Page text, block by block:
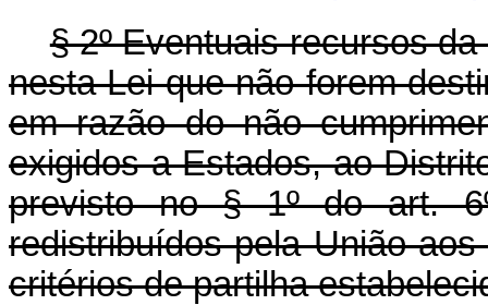
§ 2º Eventuais recursos
nesta Lei que não forem
em razão do não
exigidos a Estados, ao
previsto no § 1º do art.
redistribuídos pela União
critérios de partilha